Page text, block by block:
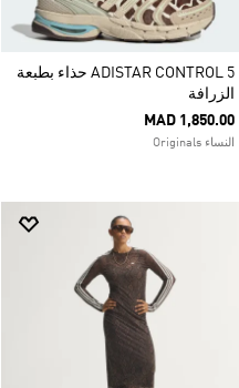
ADISTAR CONTROL 5 حذاء بطبعة
الزرافة
MAD 1,850.00
النساء Originals